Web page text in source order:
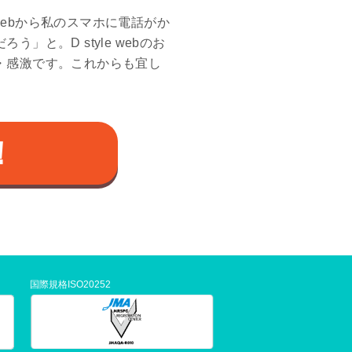
から私のスマホに電話がか
ろう」と。D style webのお
激です。これからも宜し
国際規格ISO20252